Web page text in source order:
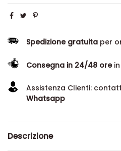
Spedizione gratuita per
Consegna in 24/48 orein
Assistenza Clienti:
Whatsapp
Descrizione